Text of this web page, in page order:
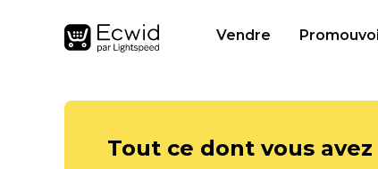
Vendre
Tout ce dont vous